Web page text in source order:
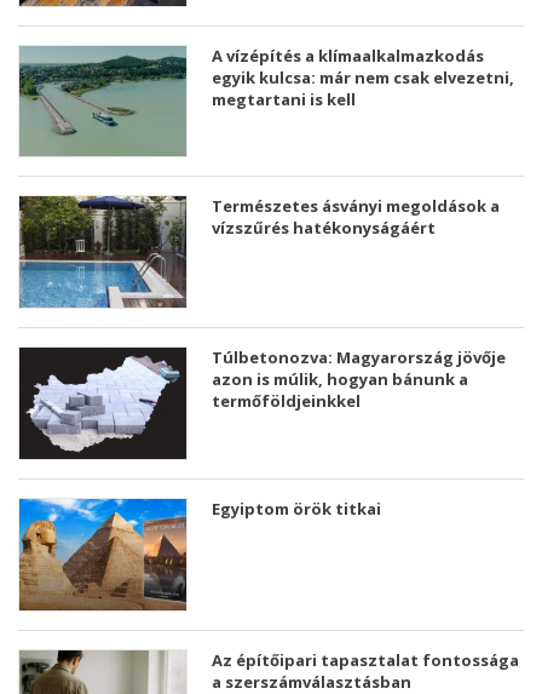
A vízépítés a klímaalkalmazkodás
egyik kulcsa: már nem csak elvezetni,
megtartani is kell
Természetes ásványi megoldások a
vízszűrés hatékonyságáért
Túlbetonozva: Magyarország jövője
azon is múlik, hogyan bánunk a
termőföldjeinkkel
Egyiptom örök titkai
Az építőipari tapasztalat fontossága
a szerszámválasztásban